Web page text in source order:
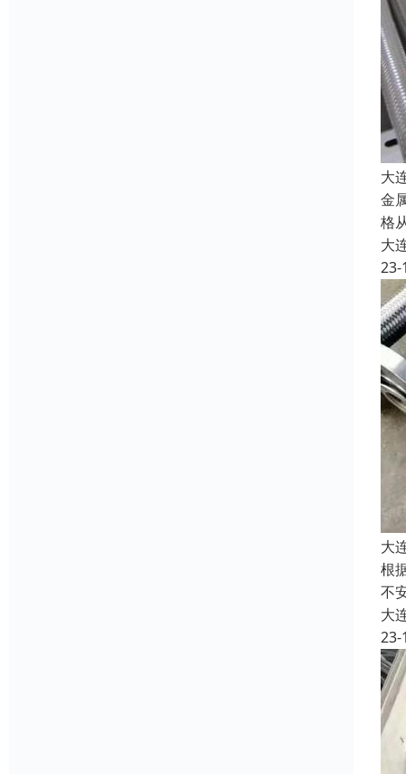
大
金
格
大
23-
大
根
不
大
23-